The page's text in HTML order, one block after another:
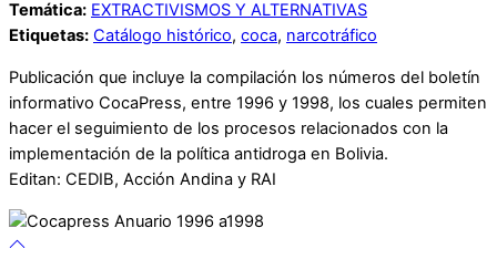
Temática: EXTRACTIVISMOS Y ALTERNATIVAS
Etiquetas: Catálogo histórico, coca, narcotráfico
Publicación que incluye la compilación los números del boletín
informativo CocaPress, entre 1996 y 1998, los cuales permiten
hacer el seguimiento de los procesos relacionados con la
implementación de la política antidroga en Bolivia.
Editan: CEDIB, Acción Andina y RAI